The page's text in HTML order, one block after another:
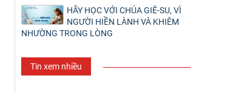
HÃY HỌC VỚI CHÚA GIÊ-SU, VÌ
NGƯỜI HIỀN LÀNH VÀ KHIÊM
NHƯỜNG TRONG LÒNG
Tin xem nhiều